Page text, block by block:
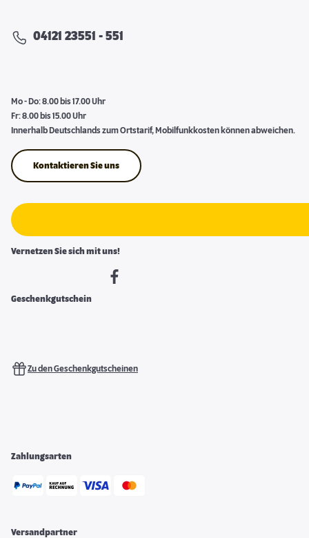
04121 23551 - 551
Mo - Do: 8.00 bis 17.00 Uhr
Fr: 8.00 bis 15.00 Uhr
Innerhalb Deutschlands zum Ortstarif, Mobilfunkkosten können abweichen.
Kontaktieren Sie uns
Vernetzen Sie sich mit uns!
Geschenkgutschein
Zu den Geschenkgutscheinen
Zahlungsarten
Versandpartner